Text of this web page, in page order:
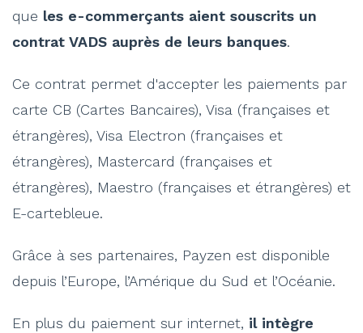
que les e-commerçants aient souscrits un
contrat VADS auprès de leurs banques.
Ce contrat permet d'accepter les paiements par
carte CB (Cartes Bancaires), Visa (françaises et
étrangères), Visa Electron (françaises et
étrangères), Mastercard (françaises et
étrangères), Maestro (françaises et étrangères) et
E-cartebleue.
Grâce à ses partenaires, Payzen est disponible
depuis l’Europe, l’Amérique du Sud et l’Océanie.
En plus du paiement sur internet, il intègre